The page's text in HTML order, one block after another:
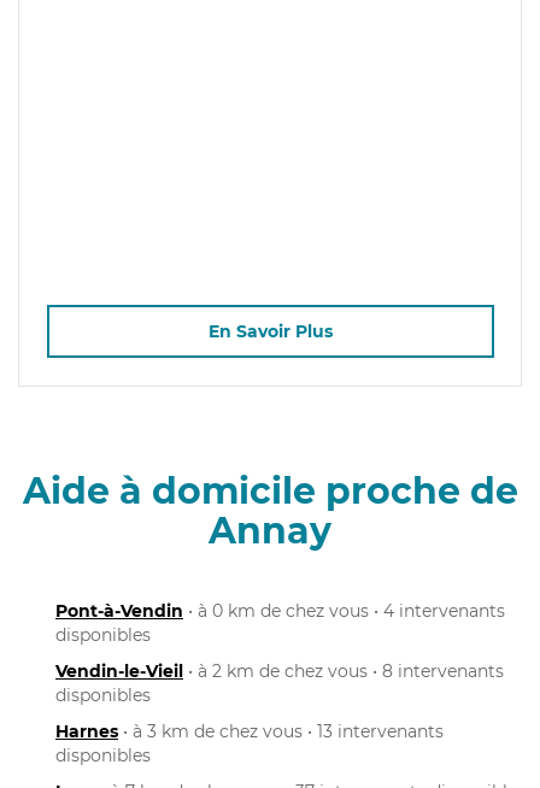
En Savoir Plus
Aide à domicile proche de
Annay
Pont-à-Vendin • à 0 km de chez vous • 4 intervenants
disponibles
Vendin-le-Vieil • à 2 km de chez vous • 8 intervenants
disponibles
Harnes • à 3 km de chez vous • 13 intervenants
disponibles